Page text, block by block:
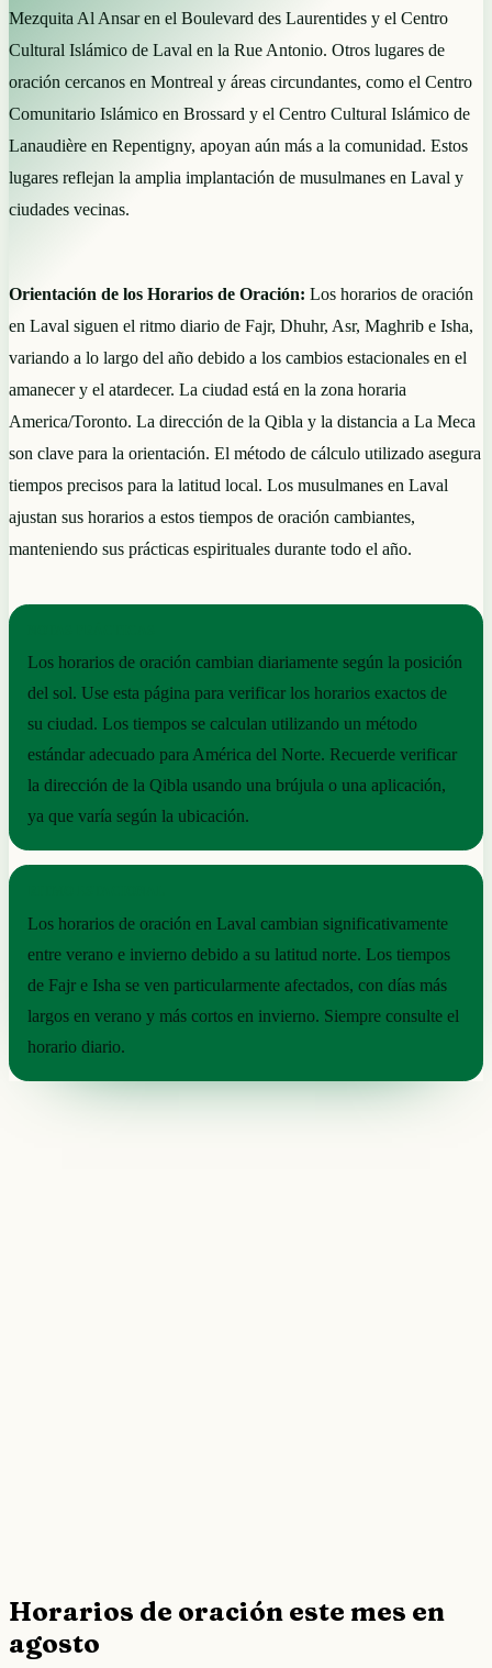
Mezquita Al Ansar en el Boulevard des Laurentides y el Centro
Cultural Islámico de Laval en la Rue Antonio. Otros lugares de
oración cercanos en Montreal y áreas circundantes, como el Centro
Comunitario Islámico en Brossard y el Centro Cultural Islámico de
Lanaudière en Repentigny, apoyan aún más a la comunidad. Estos
lugares reflejan la amplia implantación de musulmanes en Laval y
ciudades vecinas.
Orientación de los Horarios de Oración: Los horarios de oración
en Laval siguen el ritmo diario de Fajr, Dhuhr, Asr, Maghrib e Isha,
variando a lo largo del año debido a los cambios estacionales en el
amanecer y el atardecer. La ciudad está en la zona horaria
America/Toronto. La dirección de la Qibla y la distancia a La Meca
son clave para la orientación. El método de cálculo utilizado asegura
tiempos precisos para la latitud local. Los musulmanes en Laval
ajustan sus horarios a estos tiempos de oración cambiantes,
manteniendo sus prácticas espirituales durante todo el año.
Los horarios de oración cambian diariamente según la posición
del sol. Use esta página para verificar los horarios exactos de
su ciudad. Los tiempos se calculan utilizando un método
estándar adecuado para América del Norte. Recuerde verificar
la dirección de la Qibla usando una brújula o una aplicación,
ya que varía según la ubicación.
Los horarios de oración en Laval cambian significativamente
entre verano e invierno debido a su latitud norte. Los tiempos
de Fajr e Isha se ven particularmente afectados, con días más
largos en verano y más cortos en invierno. Siempre consulte el
horario diario.
Horarios de oración este mes en
agosto